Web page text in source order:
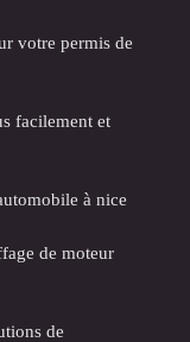
votre permis de
facilement et
à nice
de moteur
de